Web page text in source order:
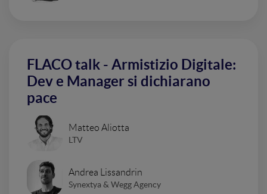
FLACO talk - Armistizio Digitale:
Dev e Manager si dichiarano
pace
Matteo Aliotta
LTV
Andrea Lissandrin
Synextya & Wegg Agency